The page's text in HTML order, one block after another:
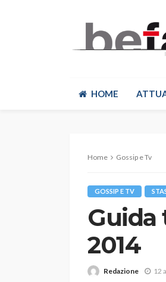
HOME
Home Gossip e Tv
GOSSIP E TV
Guida
2014
Redazione 12